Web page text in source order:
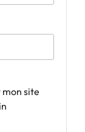
site